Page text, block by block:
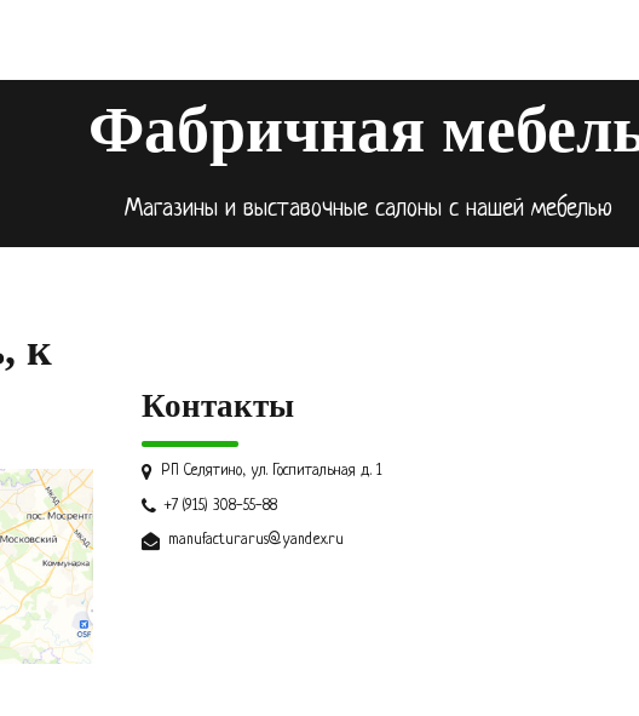
Фабричная
Магазины и выставочные салоны с нашей мебелью
к
Контакты
РП Селятино, ул. Госпитальная д. 1
+7 (915) 308-55-88
manufacturarus@yandex.ru